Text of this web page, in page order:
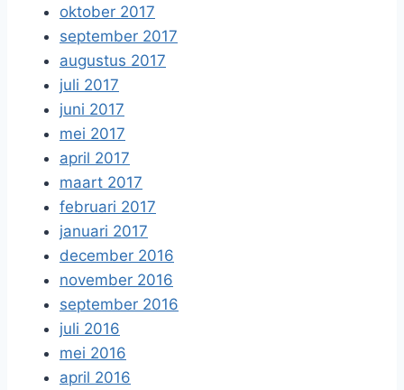
oktober 2017
september 2017
augustus 2017
juli 2017
juni 2017
mei 2017
april 2017
maart 2017
februari 2017
januari 2017
december 2016
november 2016
september 2016
juli 2016
mei 2016
april 2016